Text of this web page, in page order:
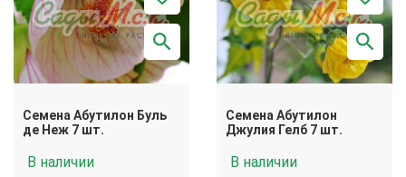
Семена Абутилон Буль
де Неж 7 шт.
В наличии
Семена Абутилон
Джулия Гелб 7 шт.
В наличии